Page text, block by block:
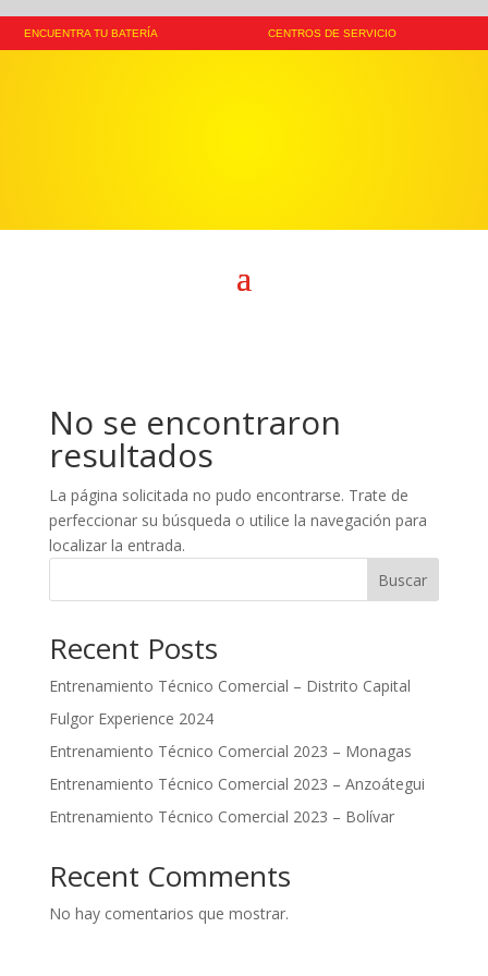
ENCUENTRA TU BATERÍA CENTROS DE SERVICIO
No se encontraron
resultados
La página solicitada no pudo encontrarse. Trate de
perfeccionar su búsqueda o utilice la navegación para
localizar la entrada.
Buscar
Recent Posts
Entrenamiento Técnico Comercial – Distrito Capital
Fulgor Experience 2024
Entrenamiento Técnico Comercial 2023 – Monagas
Entrenamiento Técnico Comercial 2023 – Anzoátegui
Entrenamiento Técnico Comercial 2023 – Bolívar
Recent Comments
No hay comentarios que mostrar.